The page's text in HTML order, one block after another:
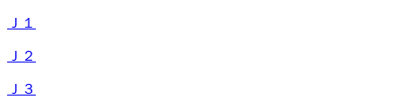
Ｊ１
Ｊ２
Ｊ３